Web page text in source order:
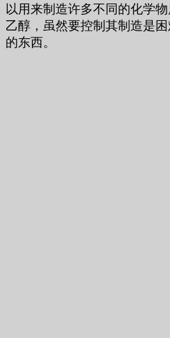
以用来制造许多不同的化学
乙醇，虽然要控制其制造是
的东西。